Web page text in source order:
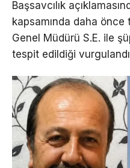
Başsavcılık
kapsamında daha
Genel Müdürü S.E. ile
tespit edildiği